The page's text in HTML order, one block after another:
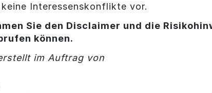
keine Interessenskonflikte vor.
Sie den Disclaimer und die
können.
im Auftrag von